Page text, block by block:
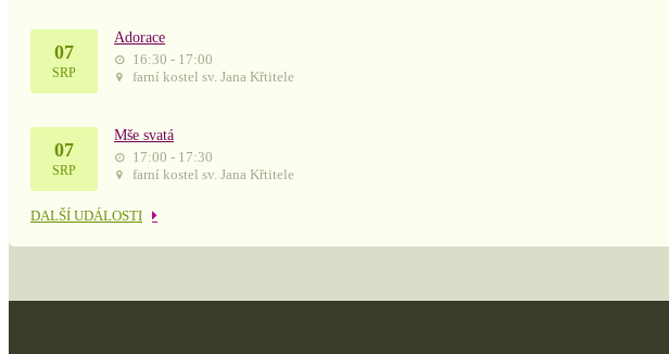
07
SRP
Adorace
16:30 - 17:00
farní kostel sv. Jana Křtitele
07
SRP
Mše svatá
17:00 - 17:30
farní kostel sv. Jana Křtitele
DALŠÍ UDÁLOSTI